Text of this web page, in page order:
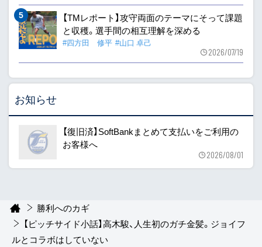
【TMレポート】攻守両面のテーマにそって課題
と収穫。選手間の相互理解を深める
#四方田 修平 #山口 卓己
2026/07/19
お知らせ
【復旧済】SoftBankまとめて支払いをご利用の
お客様へ
2026/08/01
勝利へのカギ
【ピッチサイド小話】高木駿、人生初のガチ金髪。ジョイフ
ルとコラボはしていない